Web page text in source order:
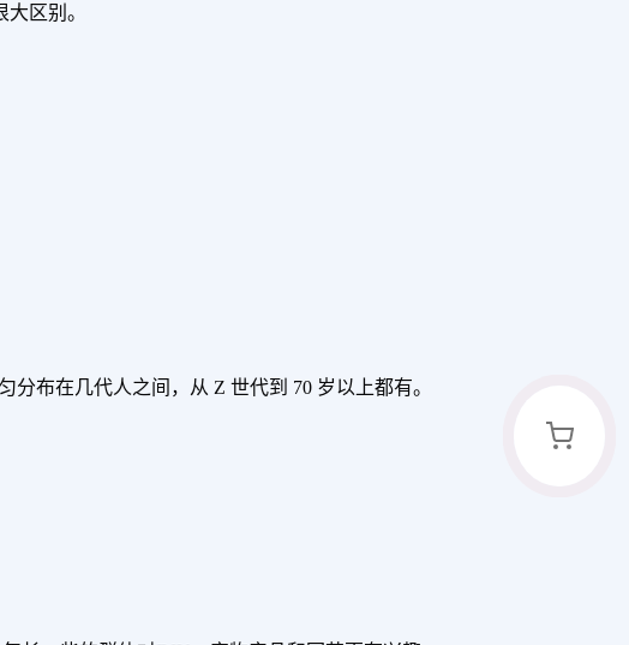
区别。
分布在几代人之间，从 Z 世代到 70 岁以上都有。